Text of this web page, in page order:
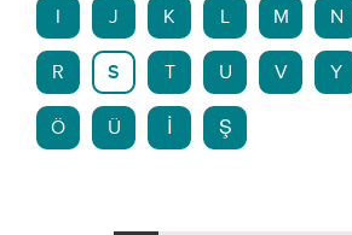
J K L M N
R S T U V Y
Ö Ü Ş